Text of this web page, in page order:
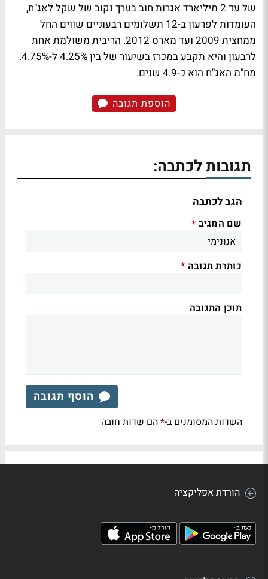
של עד 2 מיליארד אגרות חוב בערך נקוב של שקל לאג"ח,
העומדות לפרעון ב-12 תשלומים רבעוניים שווים החל
ממחצית 2009 ועד מארס 2012. הריבית משולמת אחת
לרבעון והיא תקבע במכרז בשיעור של בין 4.25% ל-4.75%.
מח"מ האג"ח הוא כ-4.9 שנים.
הוספת תגובה
תגובות לכתבה:
הגב לכתבה
שם המגיב *
כותרת תגובה *
תוכן התגובה
הוסף תגובה
השדות המסומנים ב-*הם שדות חובה
הורדת אפליקציה